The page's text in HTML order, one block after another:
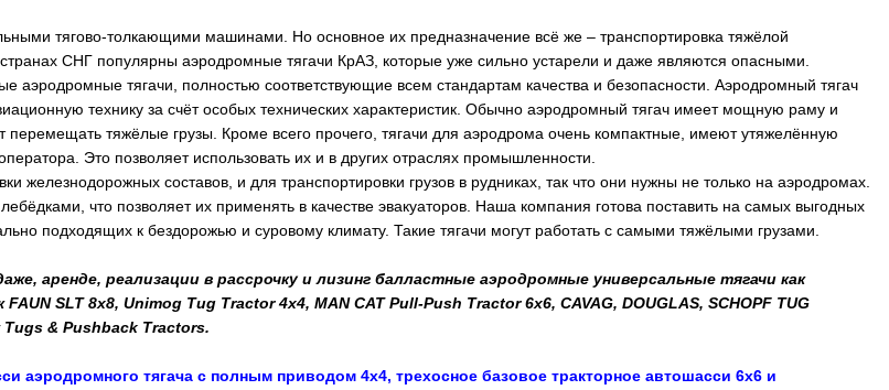
тягово-толкающими машинами. Но основное их предназначение всё же – транспортировка тяжёлой
СНГ популярны аэродромные тягачи КрАЗ, которые уже сильно устарели и даже являются опасными.
аэродромные тягачи, полностью соответствующие всем стандартам качества и безопасности. Аэродромный тягач
технику за счёт особых технических характеристик. Обычно аэродромный тягач имеет мощную раму и
перемещать тяжёлые грузы. Кроме всего прочего, тягачи для аэродрома очень компактные, имеют утяжелённую
Это позволяет использовать их и в других отраслях промышленности.
железнодорожных составов, и для транспортировки грузов в рудниках, так что они нужны не только на аэродромах.
что позволяет их применять в качестве эвакуаторов. Наша компания готова поставить на самых выгодных
подходящих к бездорожью и суровому климату. Такие тягачи могут работать с самыми тяжёлыми грузами.
аренде, реализации в рассрочку и лизинг балластные аэродромные универсальные тягачи как
SLT 8x8, Unimog Tug Tractor 4x4, MAN CAT Pull-Push Tractor 6x6, CAVAG, DOUGLAS, SCHOPF TUG
& Pushback Tractors.
аэродромного тягача с полным приводом 4х4, трехосное базовое тракторное автошасси 6х6 и